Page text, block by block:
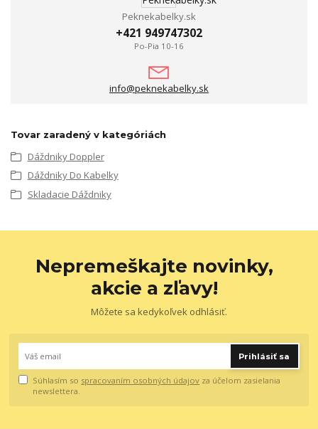
Peknekabelky.sk
+421 949747302
Po-Pia 10-16
info@peknekabelky.sk
Tovar zaradený v kategóriách
Dáždniky Doppler
Dáždniky Do Kabelky
Skladacie Dáždniky
Nepremeškajte novinky,
akcie a zľavy!
Môžete sa kedykoľvek odhlásiť.
Prihlásiť sa
Súhlasím so spracovaním osobných údajov za účelom zasielania
newslettera.